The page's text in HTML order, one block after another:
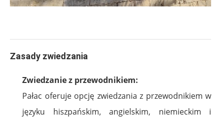
Zasady zwiedzania
Zwiedzanie z przewodnikiem:
Pałac oferuje opcję zwiedzania z przewodnikiem w
języku hiszpańskim, angielskim, niemieckim i